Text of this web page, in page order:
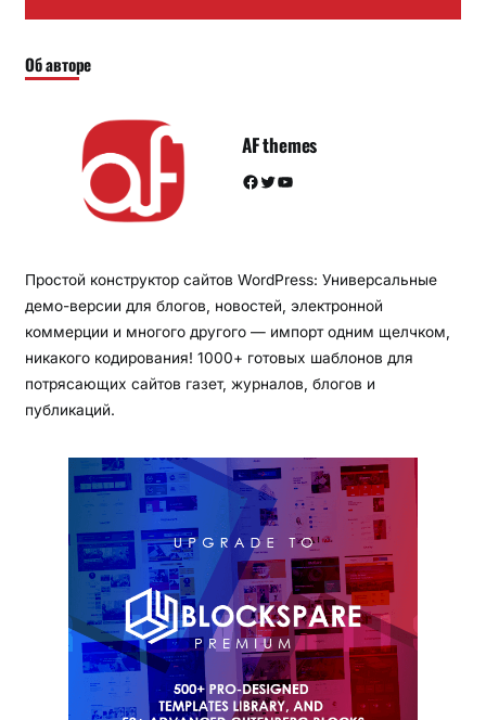
Об авторе
AF themes
Facebook Twitter YouTube
Простой конструктор сайтов WordPress: Универсальные
демо-версии для блогов, новостей, электронной
коммерции и многого другого — импорт одним щелчком,
никакого кодирования! 1000+ готовых шаблонов для
потрясающих сайтов газет, журналов, блогов и
публикаций.